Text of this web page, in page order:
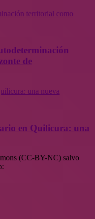
territorial como
de
una nueva
en Quilicura: una
(CC-BY-NC) salvo